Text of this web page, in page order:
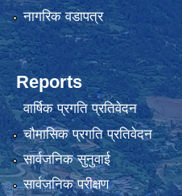
नागरिक वडापत्र
Reports
वार्षिक प्रगति प्रतिवेदन
चौमासिक प्रगति प्रतिवेदन
सार्वजनिक सुनुवाई
सार्वजनिक परीक्षण